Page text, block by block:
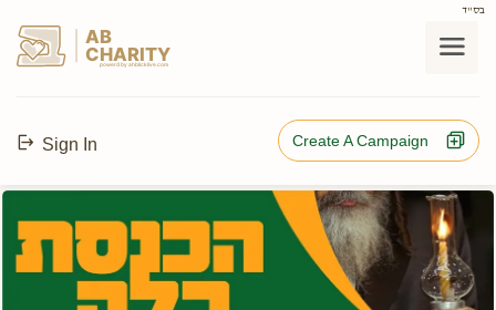
בס"ד
AB
CHARITY
powerd by ahblicklive.com
Sign In Create A Campaign